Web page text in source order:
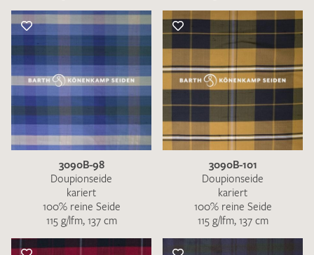
3090B-98
Doupionseide
kariert
100% reine Seide
115 g/lfm, 137 cm
3090B-101
Doupionseide
kariert
100% reine Seide
115 g/lfm, 137 cm